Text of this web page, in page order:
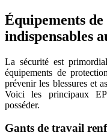
Équipements
indispensables
La sécurité est
équipements de
prévenir les blessures et
Voici les principaux
posséder.
Gants de travail